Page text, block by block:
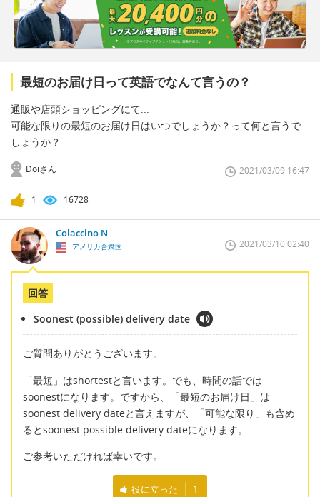
最短のお届け日って英語でなんて言うの？
通販や店頭ショッピングにて...
可能な限りの最短のお届け日はいつでしょうか？って何と言うで
しょうか？
Doiさん 2021/03/09 16:47
1 16728
Colaccino N
アメリカ合衆国 2021/03/10 02:40
回答
Soonest (possible) delivery date
ご質問ありがとうございます。
「最短」はshortestと言います。でも、時間の話では
soonestになります。ですから、「最短のお届け日」は
soonest delivery dateと言えますが、「可能な限り」も含め
るとsoonest possible delivery dateになります。
ご参考いただければ幸いです。
役に立った 1